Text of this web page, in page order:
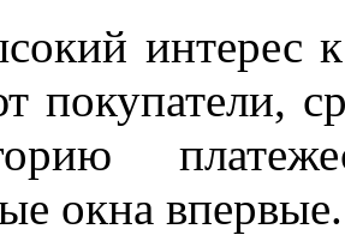
интерес
покупатели,
окна впервые.